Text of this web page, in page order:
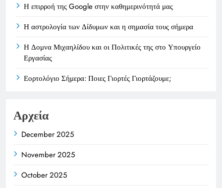
Η επιρροή της Google στην καθημερινότητά μας
Η αστρολογία των Δίδυμων και η σημασία τους σήμερα
Η Δομνα Μιχαηλίδου και οι Πολιτικές της στο Υπουργείο
Εργασίας
Εορτολόγιο Σήμερα: Ποιες Γιορτές Γιορτάζουμε;
Αρχεία
December 2025
November 2025
October 2025